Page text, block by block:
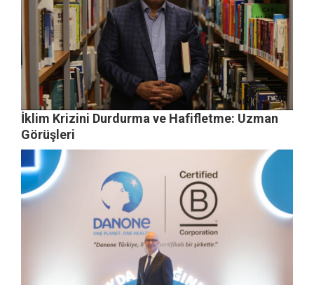
İklim Krizini Durdurma ve Hafifletme: Uzman
Görüşleri